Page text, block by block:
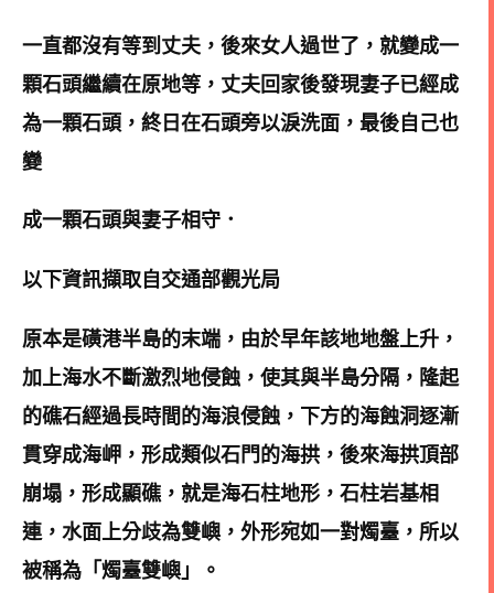
一直都沒有等到丈夫 ，後來女人過世了，就變成一
顆石頭繼續在原地等 ， 丈夫回家後發現妻子已經成
為一顆石頭，終日在石頭旁以淚洗面，最後自己也
變
成一顆石頭與妻子相守．
以下資訊擷取自交通部觀光局
原本是磺港半島的末端，由於早年該地地盤上升，
加上海水不斷激烈地侵蝕，使其與半島分隔，隆起
的礁石經過長時間的海浪侵蝕，下方的海蝕洞逐漸
貫穿成海岬，形成類似石門的海拱，後來海拱頂部
崩塌，形成顯礁，就是海石柱地形，石柱岩基相
連，水面上分歧為雙嶼，外形宛如一對燭臺，所以
被稱為「燭臺雙嶼」。